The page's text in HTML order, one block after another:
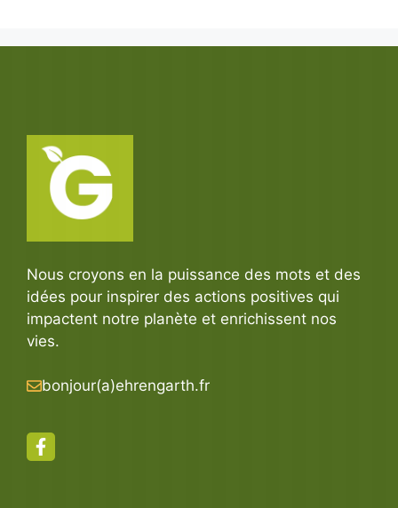
Nous croyons en la puissance des mots et des
idées pour inspirer des actions positives qui
impactent notre planète et enrichissent nos
vies.
bonjour(a)ehrengarth.fr